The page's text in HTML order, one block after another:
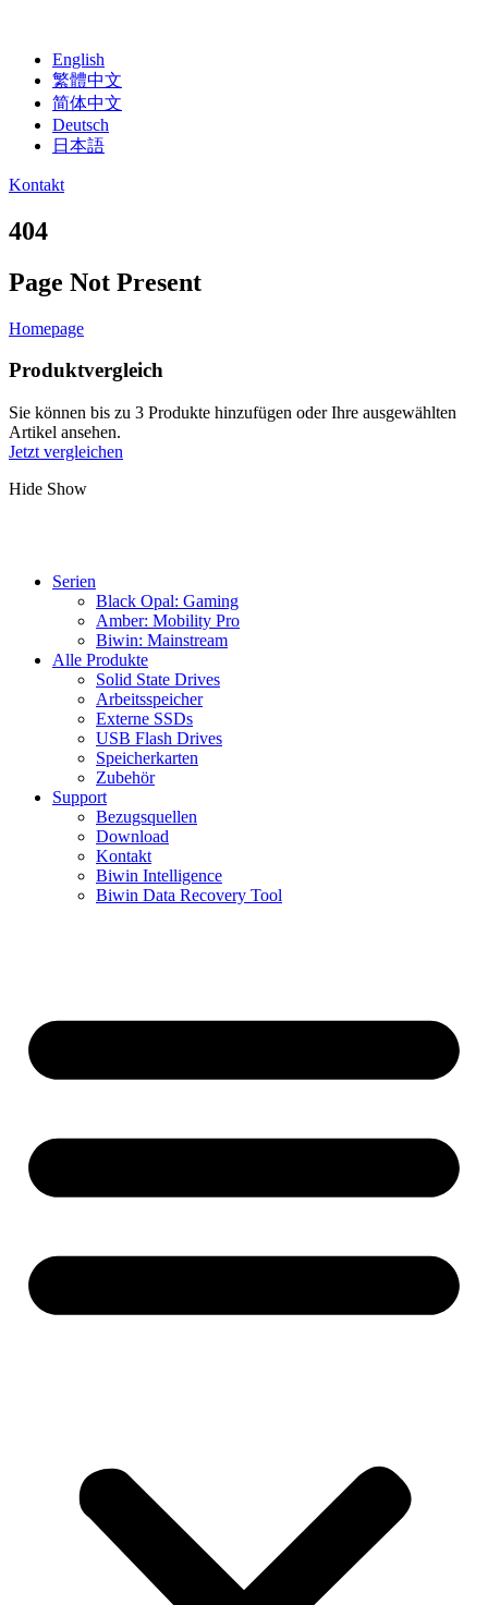
English
繁體中文
简体中文
Deutsch
日本語
Kontakt
404
Page Not Present
Homepage
Produktvergleich
Sie können bis zu 3 Produkte hinzufügen oder Ihre ausgewählten
Artikel ansehen.
Jetzt vergleichen
Hide Show
Serien
Black Opal: Gaming
Amber: Mobility Pro
Biwin: Mainstream
Alle Produkte
Solid State Drives
Arbeitsspeicher
Externe SSDs
USB Flash Drives
Speicherkarten
Zubehör
Support
Bezugsquellen
Download
Kontakt
Biwin Intelligence
Biwin Data Recovery Tool